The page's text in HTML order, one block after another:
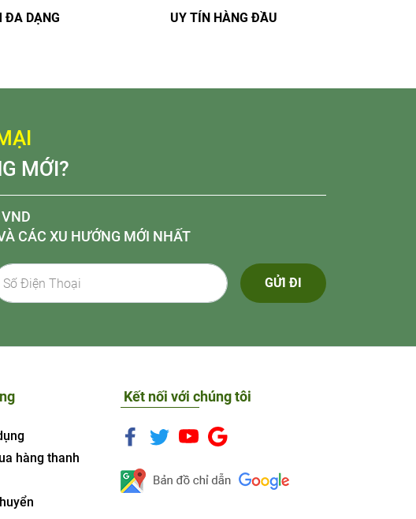
ĐA DẠNG UY TÍN HÀNG ĐẦU
MỚI?
CÁC XU HƯỚNG MỚI NHẤT
GỬI ĐI
hàng thanh
Kết nối với chúng tôi